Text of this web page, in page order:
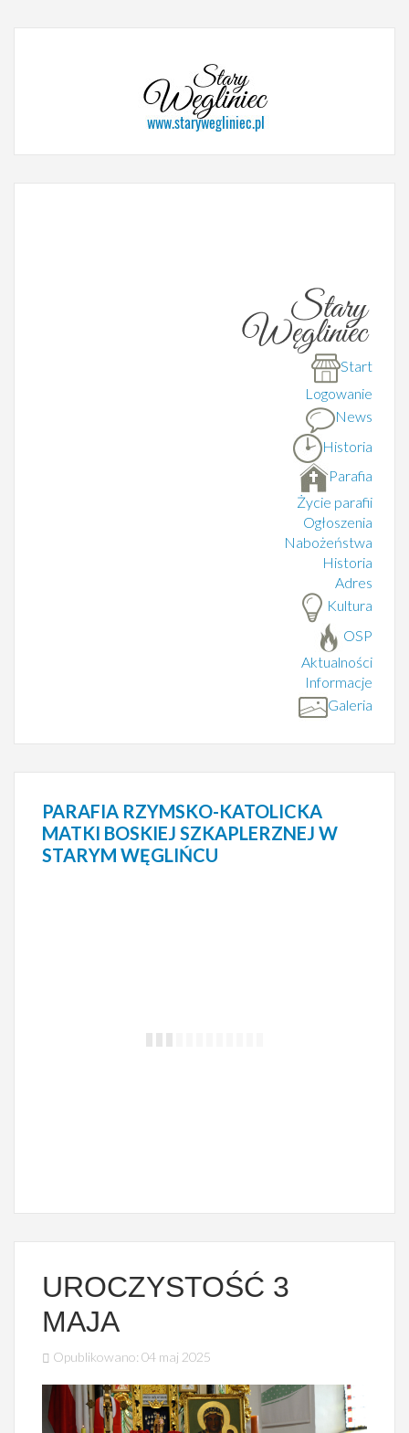
Start
Logowanie
News
Historia
Parafia
Życie parafii
Ogłoszenia
Nabożeństwa
Historia
Adres
Kultura
OSP
Aktualności
Informacje
Galeria
PARAFIA RZYMSKO-KATOLICKA
MATKI BOSKIEJ SZKAPLERZNEJ W
STARYM WĘGLIŃCU
UROCZYSTOŚĆ 3
MAJA
Opublikowano: 04 maj 2025